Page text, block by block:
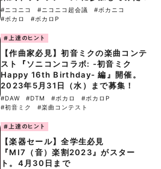
#ニコニコ #ニコニコ超会議
#ボカニコ
#ボカロ
#ボカロP
#上達のヒント
【作曲家必見】初音ミクの楽曲コンテ
スト『ソニコンコラボ: -初音ミク
Happy 16th Birthday- 編』開催。
2023年5月31日（水）まで募集！
#DAW #DTM #ボカロ
#ボカロP
#初音ミク
#楽曲コンテスト
#上達のヒント
【楽器セール】全学生必見
『MI7（音）楽割2023』がスター
ト。4月30日まで